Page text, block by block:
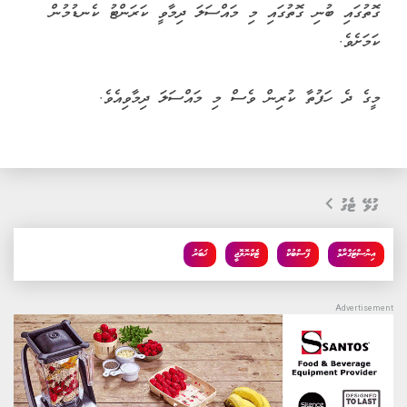
ގޮތުގައި ބުނި ގޮތުގައި މި މައްސަލަ ދިމާވީ ކަރަންޓު ކެނޑުމުން
ކަމަށެވެ.
މީގެ ދެ ހަފުތާ ކުރިން ވެސް މި މައްސަލަ ދިމާވިއެވެ.
ގުޅޭ ޓެގު
ޚަބަރު ޓެކްނޮލޮޖީ ފޭސްބުކް އިންސްޓަގްރާމް